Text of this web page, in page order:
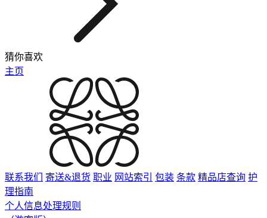
猜你喜欢
主页
联系我们 寄送&退货 职业 网站索引 包装 条款 精品店查询 护
理指南
个人信息处理规则